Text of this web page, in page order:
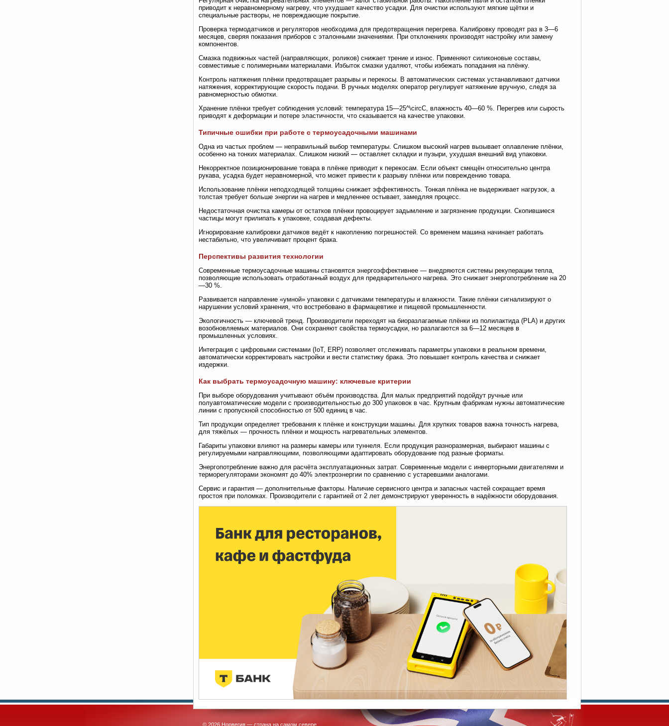
приводит к неравномерному нагреву, что ухудшает качество усадки. Для очистки используют мягкие щётки и
специальные растворы, не повреждающие покрытие.
Проверка термодатчиков и регуляторов необходима для предотвращения перегрева. Калибровку проводят раз в 3—6
месяцев, сверяя показания приборов с эталонными значениями. При отклонениях производят настройку или замену
компонентов.
Смазка подвижных частей (направляющих, роликов) снижает трение и износ. Применяют силиконовые составы,
совместимые с полимерными материалами. Избыток смазки удаляют, чтобы избежать попадания на плёнку.
Контроль натяжения плёнки предотвращает разрывы и перекосы. В автоматических системах устанавливают датчики
натяжения, корректирующие скорость подачи. В ручных моделях оператор регулирует натяжение вручную, следя за
равномерностью обмотки.
Хранение плёнки требует соблюдения условий: температура 15—25^\circC, влажность 40—60 %. Перегрев или сырость
приводят к деформации и потере эластичности, что сказывается на качестве упаковки.
Типичные ошибки при работе с термоусадочными машинами
Одна из частых проблем — неправильный выбор температуры. Слишком высокий нагрев вызывает оплавление плёнки,
особенно на тонких материалах. Слишком низкий — оставляет складки и пузыри, ухудшая внешний вид упаковки.
Некорректное позиционирование товара в плёнке приводит к перекосам. Если объект смещён относительно центра
рукава, усадка будет неравномерной, что может привести к разрыву плёнки или повреждению товара.
Использование плёнки неподходящей толщины снижает эффективность. Тонкая плёнка не выдерживает нагрузок, а
толстая требует больше энергии на нагрев и медленнее остывает, замедляя процесс.
Недостаточная очистка камеры от остатков плёнки провоцирует задымление и загрязнение продукции. Скопившиеся
частицы могут прилипать к упаковке, создавая дефекты.
Игнорирование калибровки датчиков ведёт к накоплению погрешностей. Со временем машина начинает работать
нестабильно, что увеличивает процент брака.
Перспективы развития технологии
Современные термоусадочные машины становятся энергоэффективнее — внедряются системы рекуперации тепла,
позволяющие использовать отработанный воздух для предварительного нагрева. Это снижает энергопотребление на 20
—30 %.
Развивается направление «умной» упаковки с датчиками температуры и влажности. Такие плёнки сигнализируют о
нарушении условий хранения, что востребовано в фармацевтике и пищевой промышленности.
Экологичность — ключевой тренд. Производители переходят на биоразлагаемые плёнки из полилактида (PLA) и других
возобновляемых материалов. Они сохраняют свойства термоусадки, но разлагаются за 6—12 месяцев в
промышленных условиях.
Интеграция с цифровыми системами (IoT, ERP) позволяет отслеживать параметры упаковки в реальном времени,
автоматически корректировать настройки и вести статистику брака. Это повышает контроль качества и снижает
издержки.
Как выбрать термоусадочную машину: ключевые критерии
При выборе оборудования учитывают объём производства. Для малых предприятий подойдут ручные или
полуавтоматические модели с производительностью до 300 упаковок в час. Крупным фабрикам нужны автоматические
линии с пропускной способностью от 500 единиц в час.
Тип продукции определяет требования к плёнке и конструкции машины. Для хрупких товаров важна точность нагрева,
для тяжёлых — прочность плёнки и мощность нагревательных элементов.
Габариты упаковки влияют на размеры камеры или туннеля. Если продукция разноразмерная, выбирают машины с
регулируемыми направляющими, позволяющими адаптировать оборудование под разные форматы.
Энергопотребление важно для расчёта эксплуатационных затрат. Современные модели с инверторными двигателями и
терморегуляторами экономят до 40% электроэнергии по сравнению с устаревшими аналогами.
Сервис и гарантия — дополнительные факторы. Наличие сервисного центра и запасных частей сокращает время
простоя при поломках. Производители с гарантией от 2 лет демонстрируют уверенность в надёжности оборудования.
© 2026 Норвегия — страна на самом севере.